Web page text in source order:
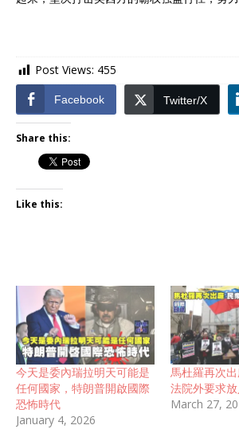
Post Views: 455
Facebook Twitter/X
Share this:
Like this:
今天是委內瑞拉明天可能是
任何國家，特朗普開啟國際
恐怖時代
January 4, 2026
馬杜羅再次
法院外要求放
March 27,